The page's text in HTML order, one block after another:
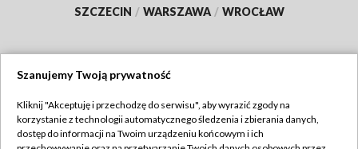
SZCZECIN / WARSZAWA / WROCŁAW
TVP
Szanujemy Twoją prywatność
Kliknij "Akceptuję i przechodzę do serwisu", aby wyrazić zgody na
korzystanie z technologii automatycznego śledzenia i zbierania danych,
dostęp do informacji na Twoim urządzeniu końcowym i ich